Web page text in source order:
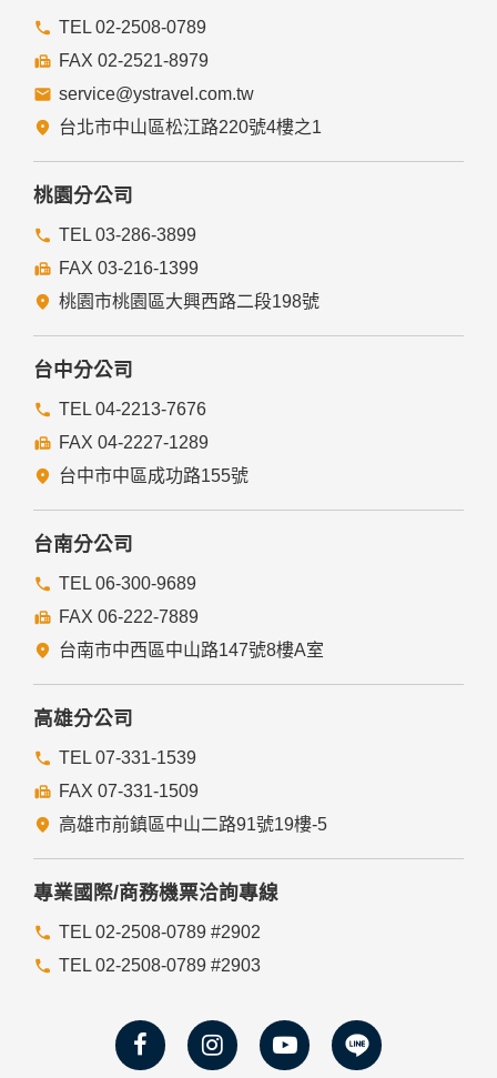
提供的連結，點選進入其他網站。但該連結網站不適用本網站
的隱私權保護政策，您必須參考該連結網站中的隱私權保護政
策。
五、與第三人共用個人資料之政策
本網站絕不會提供、交換、出租或出售任何您的個人資料給其
他個人、團體、私人企業或公務機關，但有法律依據或合約義
務者，不在此限。
前項但書之情形包括不限於：
經由您書面同意。
法律明文規定。
與公務機關或學術研究機構合作，基於公共利益為統計或學術
研究而有必要，且資料經過提供者處理或蒐集者依其揭露方式
無從識別特定之當事人。
當您在網站的行為，違反服務條款或可能損害或妨礙網站與其
揭露您的個人資料是為了辨識、聯絡或採取法律行動所必要
者。
本網站委託廠商協助蒐集、處理或利用您的個人資料時，將對
委外廠商或個人善盡監督管理之責。
六、Cookie之使用
為了提供您最佳的服務，本網站會在您的電腦中放置並取用我
們的Cookie，若您不願接受Cookie的寫入，您可在您使用的
瀏覽器功能項中設定隱私權等級為高，即可拒絕Cookie的寫
七、隱私權保護政策之修正
款將刊登於網站上。
TEL 02-2508-0789
FAX 02-2521-8979
service@ystravel.com.tw
台北市中山區松江路220號4樓之1
桃園分公司
TEL 03-286-3899
FAX 03-216-1399
桃園市桃園區大興西路二段198號
台中分公司
TEL 04-2213-7676
FAX 04-2227-1289
台中市中區成功路155號
台南分公司
TEL 06-300-9689
FAX 06-222-7889
台南市中西區中山路147號8樓A室
高雄分公司
TEL 07-331-1539
FAX 07-331-1509
高雄市前鎮區中山二路91號19樓-5
專業國際/商務機票洽詢專線
TEL 02-2508-0789 #2902
TEL 02-2508-0789 #2903